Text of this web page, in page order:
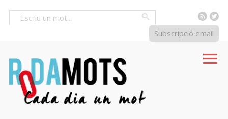
RSS
Subscripció email